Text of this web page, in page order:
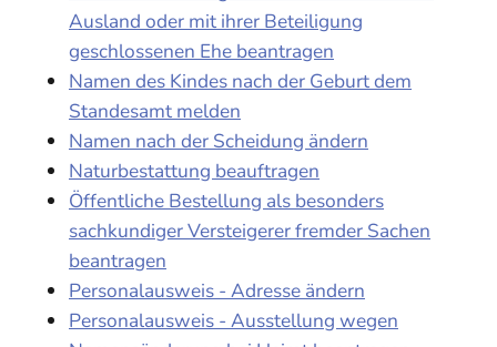
Ausland oder mit ihrer Beteiligung
geschlossenen Ehe beantragen
Namen des Kindes nach der Geburt dem
Standesamt melden
Namen nach der Scheidung ändern
Naturbestattung beauftragen
Öffentliche Bestellung als besonders
sachkundiger Versteigerer fremder Sachen
beantragen
Personalausweis - Adresse ändern
Personalausweis - Ausstellung wegen